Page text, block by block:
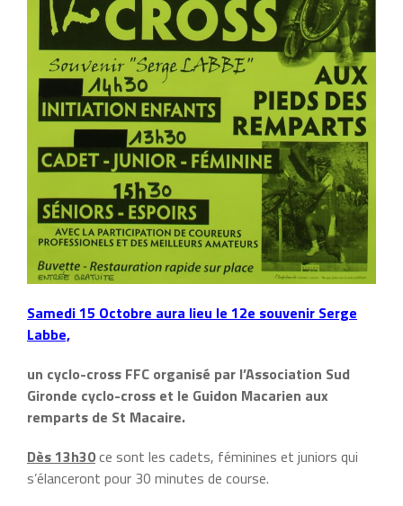
Samedi 15 Octobre aura lieu le 12e souvenir Serge
Labbe,
un cyclo-cross FFC organisé par l’Association Sud
Gironde cyclo-cross et le Guidon Macarien aux
remparts de St Macaire.
Dès 13h30ce sont les cadets, féminines et juniors qui
s’élanceront pour 30 minutes de course.